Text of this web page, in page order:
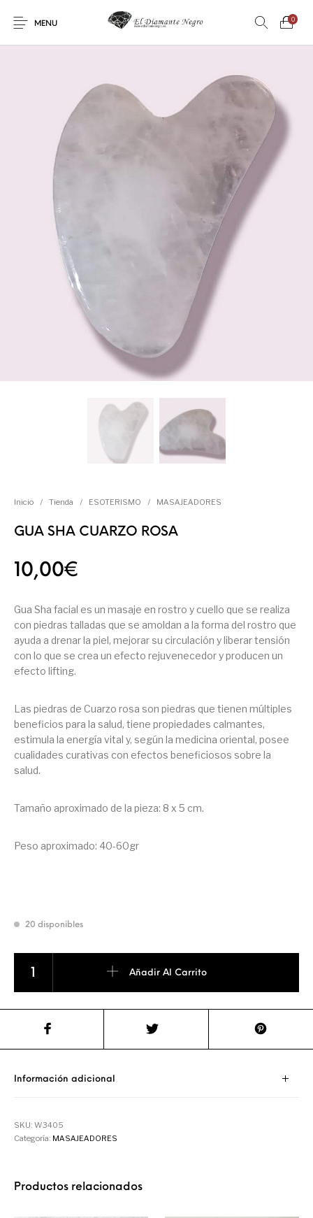
MENU
0
Novedades DINOSAURIOS
PRODUCTOS DE
CONSUMO
Inicio / Tienda / ESOTERISMO / MASAJEADORES
GUA SHA CUARZO ROSA
10,00€
Gua Sha facial es un masaje en rostro y cuello que se realiza
con piedras talladas que se amoldan a la forma del rostro que
ayuda a drenar la piel, mejorar su circulación y liberar tensión
con lo que se crea un efecto rejuvenecedory producen un
efecto lifting.
Las piedras de Cuarzo rosa son piedras que tienen múltiples
beneficios para la salud, tiene propiedades calmantes,
estimula la energía vital y, según la medicina oriental, posee
cualidades curativas con efectos beneficiosos sobre la
salud.
Tamaño aproximado de la pieza: 8 x 5 cm.
Peso aproximado: 40-60gr
20 disponibles
Añadir Al Carrito
Información adicional
SKU:W3405
Categoría: MASAJEADORES
Productos relacionados